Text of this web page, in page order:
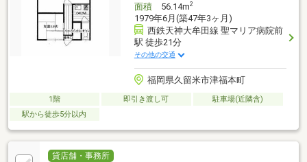
面積56.14m2
1979年6月(築47年3ヶ月)
西鉄天神大牟田線 聖マリア病院前
駅 徒歩21分
その他の交通
福岡県久留米市津福本町
1階 即引き渡し可
駐車場(近隣含)
駅から徒歩5分以内
貸店舗・事務所